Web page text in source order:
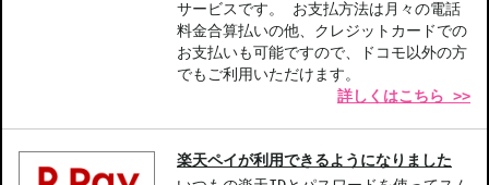
サービスです。 お支払方法は月々の電話
料金合算払いの他、クレジットカードでの
お支払いも可能ですので、ドコモ以外の方
でもご利用いただけます。
詳しくはこちら >>
楽天ペイが利用できるようになりました